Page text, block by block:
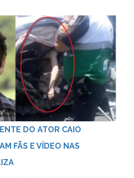
DO ATOR CAIO
FÃS E VÍDEO NAS